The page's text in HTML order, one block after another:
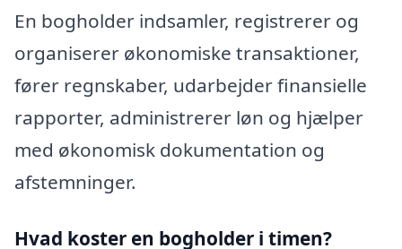
En bogholder indsamler, registrerer og
organiserer økonomiske transaktioner,
fører regnskaber, udarbejder finansielle
rapporter, administrerer løn og hjælper
med økonomisk dokumentation og
afstemninger.
Hvad koster en bogholder i timen?